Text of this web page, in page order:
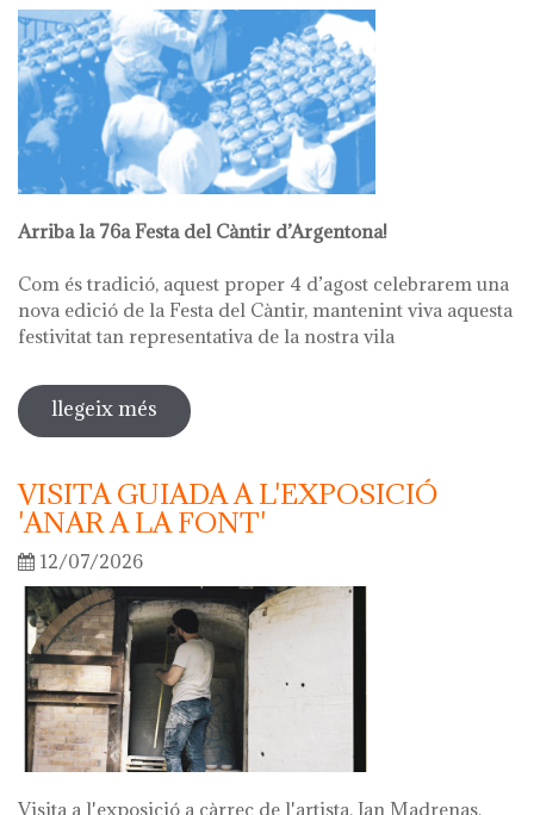
Arriba la 76a Festa del Càntir d’Argentona!
Com és tradició, aquest proper 4 d’agost celebrarem una
nova edició de la Festa del Càntir, mantenint viva aquesta
festivitat tan representativa de la nostra vila
llegeix més sobre 76ª festa del càntir
VISITA GUIADA A L'EXPOSICIÓ
'ANAR A LA FONT'
12/07/2026
Visita a l'exposició a càrrec de l'artista, Jan Madrenas.